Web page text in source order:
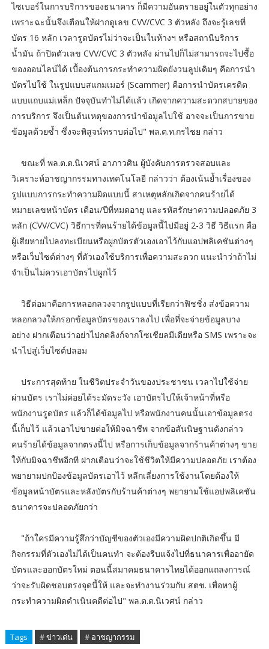
ไซเบอร์ในการบริการของธนาคาร ก็มีความอันตรายอยู่ในตัวทุกอย่าง
เพราะฉะนั้นจึงเตือนให้ฝากดูเลข CVV/CVC 3 ตัวหลัง ถึงจะรู้เลขที่
บัตร 16 หลัก เวลารูดบัตรไม่ว่าจะเป็นในห้างฯ หรือสถานีบริการ
น้ำมัน ถ้าปิดตัวเลข CVV/CVC 3 ตัวหลัง ผ่านไปก็ไม่สามารถจะไปซื้อ
ของออนไลน์ได้ เบื้องต้นการกระทำความผิดยังวนลูปเดิมๆ คือการนำ
บัตรไปใช้ ในรูปแบบสแกมเมอร์ (Scammer) คือการนำบัตรเครดิต
แบบแถบแม่เหล็ก ปัจจุบันทำไม่ได้แล้ว เกิดจากความสะดวกสบายของ
การบริการ จึงเป็นต้นเหตุของการนำข้อมูลไปใช้ อาจจะเป็นการขาย
ข้อมูลด้วยซ้ำ ซึ่งจะพิสูจน์ทราบต่อไป" พล.ต.ท.กรไชย กล่าว
ขณะที่ พล.ต.ต.นิเวศน์ อาภาวศิน ผู้บังคับการตรวจสอบและ
วิเคราะห์อาชญากรรมทางเทคโนโลยี กล่าวว่า ต้องเน้นย้ำเรื่องของ
รูปแบบการกระทำความผิดแบบนี้ สาเหตุหลักเกิดจากคนร้ายได้
หมายเลขหน้าบัตร เดือน/ปีที่หมดอายุ และรหัสรักษาความปลอดภัย 3
หลัก (CVV/CVC) วิธีการที่คนร้ายได้ข้อมูลนี้ไปมีอยู่ 2-3 วิธี วิธีแรก คือ
ผู้เสียหายไปลงทะเบียนหรือผูกบัตรตัวเองเอาไว้กับแอปพลิเคชันต่างๆ
หรือเว็บไซต์ต่างๆ ที่ตัวเองใช้บริการเพื่อความสะดวก แนะนำว่าถ้าไม่
จำเป็นไม่ควรเอาบัตรไปผูกไว้
วิธีต่อมาคือการหลอกลวงจากรูปแบบที่เรียกว่าฟิชชิ่ง ส่งข้อความ
หลอกลวงให้กรอกข้อมูลบัตรของเราลงไป เพื่อที่จะจ่ายข้อมูลบาง
อย่าง ฝากเตือนว่าอย่าไปกดลิงก์จากโซเชียลมีเดียหรือ SMS เพราะจะ
นำไปสู่เว็บไซต์ปลอม
ประการสุดท้าย ในชีวิตประจำวันของประชาชน เวลาไปใช้จ่าย
ผ่านบัตร เราไม่ค่อยได้ระมัดระวัง เอาบัตรไปให้เจ้าหน้าที่หรือ
พนักงานรูดบัตร แล้วก็ได้ข้อมูลไป หรือพนักงานคนนั้นเอาข้อมูลตรง
นี้เก็บไว้ แล้วเอาไปขายต่อให้มิจฉาชีพ จากข้อสันนิษฐานดังกล่าว
คนร้ายได้ข้อมูลจากตรงนี้ไป หรือการเก็บข้อมูลจากร้านค้าต่างๆ ขาย
ให้กับมิจฉาชีพอีกที ฝากเตือนว่าจะใช้ชีวิตให้มีความปลอดภัย เราต้อง
พยายามปกป้องข้อมูลบัตรเอาไว้ หลีกเลี่ยงการใช้งานโดยต้องให้
ข้อมูลหน้าบัตรและหลังบัตรกับร้านค้าต่างๆ พยายามใช้แอปพลิเคชัน
ธนาคารจะปลอดภัยกว่า
"ถ้าใครมีความรู้สึกว่าบัญชีของตัวเองมีความผิดปกติเกิดขึ้น มี
กิจกรรมที่ตัวเองไม่ได้เป็นคนทำ จะต้องรีบแจ้งไปที่ธนาคารเพื่ออายัด
บัตรและออกบัตรใหม่ ตอนนี้สมาคมธนาคารไทยได้ออกแถลงการณ์
ว่าจะรับผิดชอบตรงจุดนี้ให้ และจะทำงานร่วมกับ สตช. เพื่อหาผู้
กระทำความผิดดำเนินคดีต่อไป" พล.ต.ต.นิเวศน์ กล่าว
Tags # ข่าวเด่น # อาชญากรรม